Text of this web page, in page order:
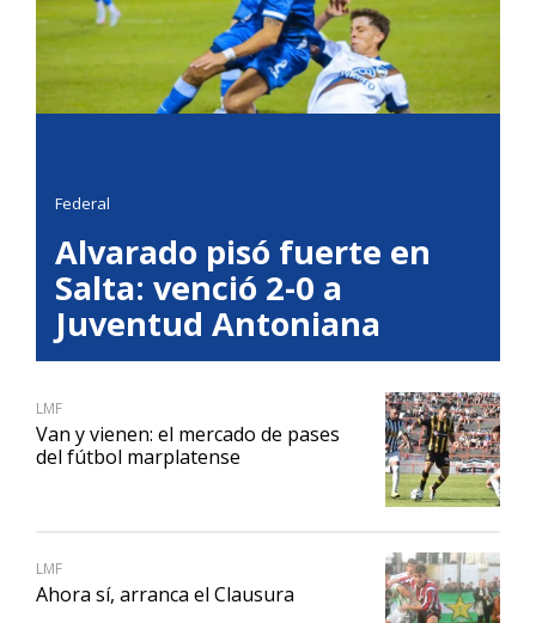
Federal
Alvarado pisó fuerte en
Salta: venció 2-0 a
Juventud Antoniana
LMF
Van y vienen: el mercado de pases
del fútbol marplatense
LMF
Ahora sí, arranca el Clausura